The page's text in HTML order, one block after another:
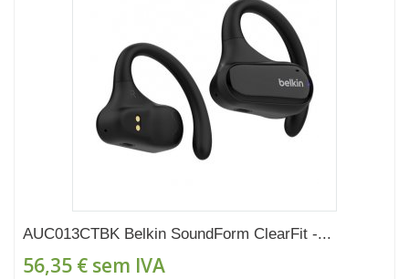
AUC013CTBK Belkin SoundForm ClearFit -...
56,35 € sem IVA